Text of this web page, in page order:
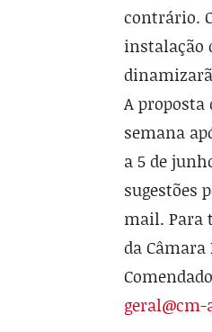
contrário.
instalação
A
semana
a 5 de
sugestões
mail. Para
da